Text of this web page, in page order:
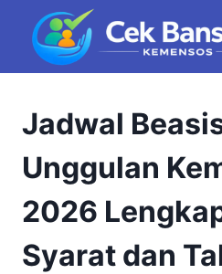
content
Jadwal
Unggulan
2026
Syarat dan